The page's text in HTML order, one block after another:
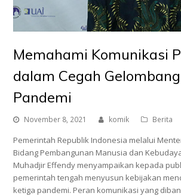
Memahami Komunikasi
dalam Cegah
Pandemi
November 8, 2021 komik Berita
Pemerintah Republik Indonesia melalui
Bidang Pembangunan Manusia dan
Muhadjir Effendy menyampaikan kepada
pemerintah tengah menyusun kebijakan
ketiga pandemi. Peran komunikasi yang